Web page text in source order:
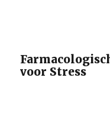
voor Stress